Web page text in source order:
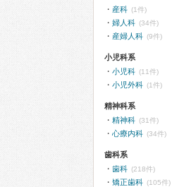
産科 (1件)
婦人科 (34件)
産婦人科 (9件)
小児科系
小児科 (11件)
小児外科 (1件)
精神科系
精神科 (31件)
心療内科 (34件)
歯科系
歯科 (218件)
矯正歯科 (105件)